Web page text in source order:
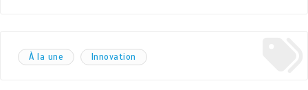
À la une Innovation